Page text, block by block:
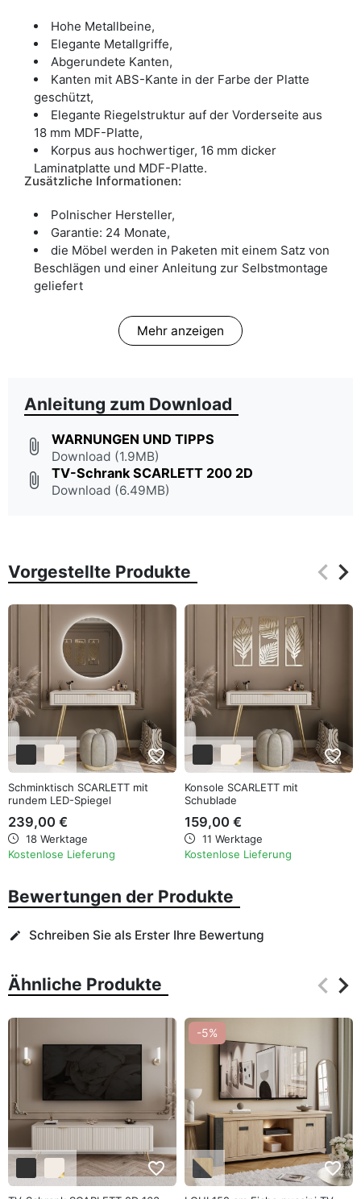
Hohe Metallbeine,
Elegante Metallgriffe,
Abgerundete Kanten,
Kanten mit ABS-Kante in der Farbe der Platte
geschützt,
Elegante Riegelstruktur auf der Vorderseite aus
18 mm MDF-Platte,
Korpus aus hochwertiger, 16 mm dicker
Laminatplatte und MDF-Platte.
Zusätzliche Informationen:
Polnischer Hersteller,
Garantie: 24 Monate,
die Möbel werden in Paketen mit einem Satz von
Beschlägen und einer Anleitung zur Selbstmontage
geliefert
Mehr anzeigen
Anleitung zum Download
attach_file WARNUNGEN UND TIPPS
Download (1.9MB)
attach_file TV-Schrank SCARLETT 200 2D
Download (6.49MB)
Vorgestellte Produkte keyboard_arrow_left
keyboard_arrow_right
favorite_border
Schminktisch SCARLETT mit
rundem LED-Spiegel
239,00 €
18 Werktage
Kostenlose Lieferung
favorite_border
Konsole SCARLETT mit
Schublade
159,00 €
11 Werktage
Kostenlose Lieferung
Bewertungen der Produkte
edit Schreiben Sie als Erster Ihre Bewertung
Ähnliche Produkte keyboard_arrow_left
keyboard_arrow_right
favorite_border
-5%
favorite_border